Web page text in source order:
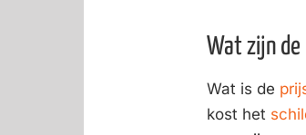
Wat zijn de
Wat is de
kost het